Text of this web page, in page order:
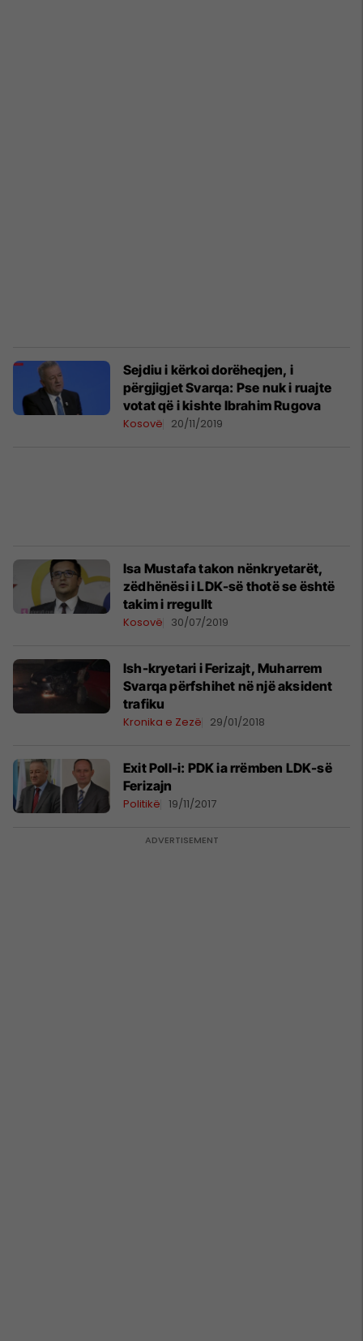
Sejdiu i kërkoi dorëheqjen, i
përgjigjet Svarqa: Pse nuk i ruajte
votat që i kishte Ibrahim Rugova
Kosovë 20/11/2019
Isa Mustafa takon nënkryetarët,
zëdhënësi i LDK-së thotë se është
takim i rregullt
Kosovë 30/07/2019
Ish-kryetari i Ferizajt, Muharrem
Svarqa përfshihet në një aksident
trafiku
Kronika e Zezë 29/01/2018
Exit Poll-i: PDK ia rrëmben LDK-së
Ferizajn
Politikë 19/11/2017